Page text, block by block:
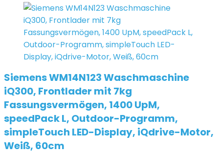
Siemens WM14N123 Waschmaschine
iQ300, Frontlader mit 7kg
Fassungsvermögen, 1400 UpM,
speedPack L, Outdoor-Programm,
simpleTouch LED-Display, iQdrive-Motor,
Weiß, 60cm